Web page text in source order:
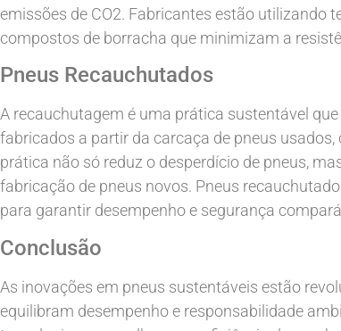
emissões de CO2. Fabricantes estão utilizando
compostos de borracha que minimizam a
Pneus Recauchutados
A recauchutagem é uma prática sustentável
fabricados a partir da carcaça de pneus
prática não só reduz o desperdício de pneus,
fabricação de pneus novos. Pneus
para garantir desempenho e segurança
Conclusão
As inovações em pneus sustentáveis estão
equilibram desempenho e responsabilidade